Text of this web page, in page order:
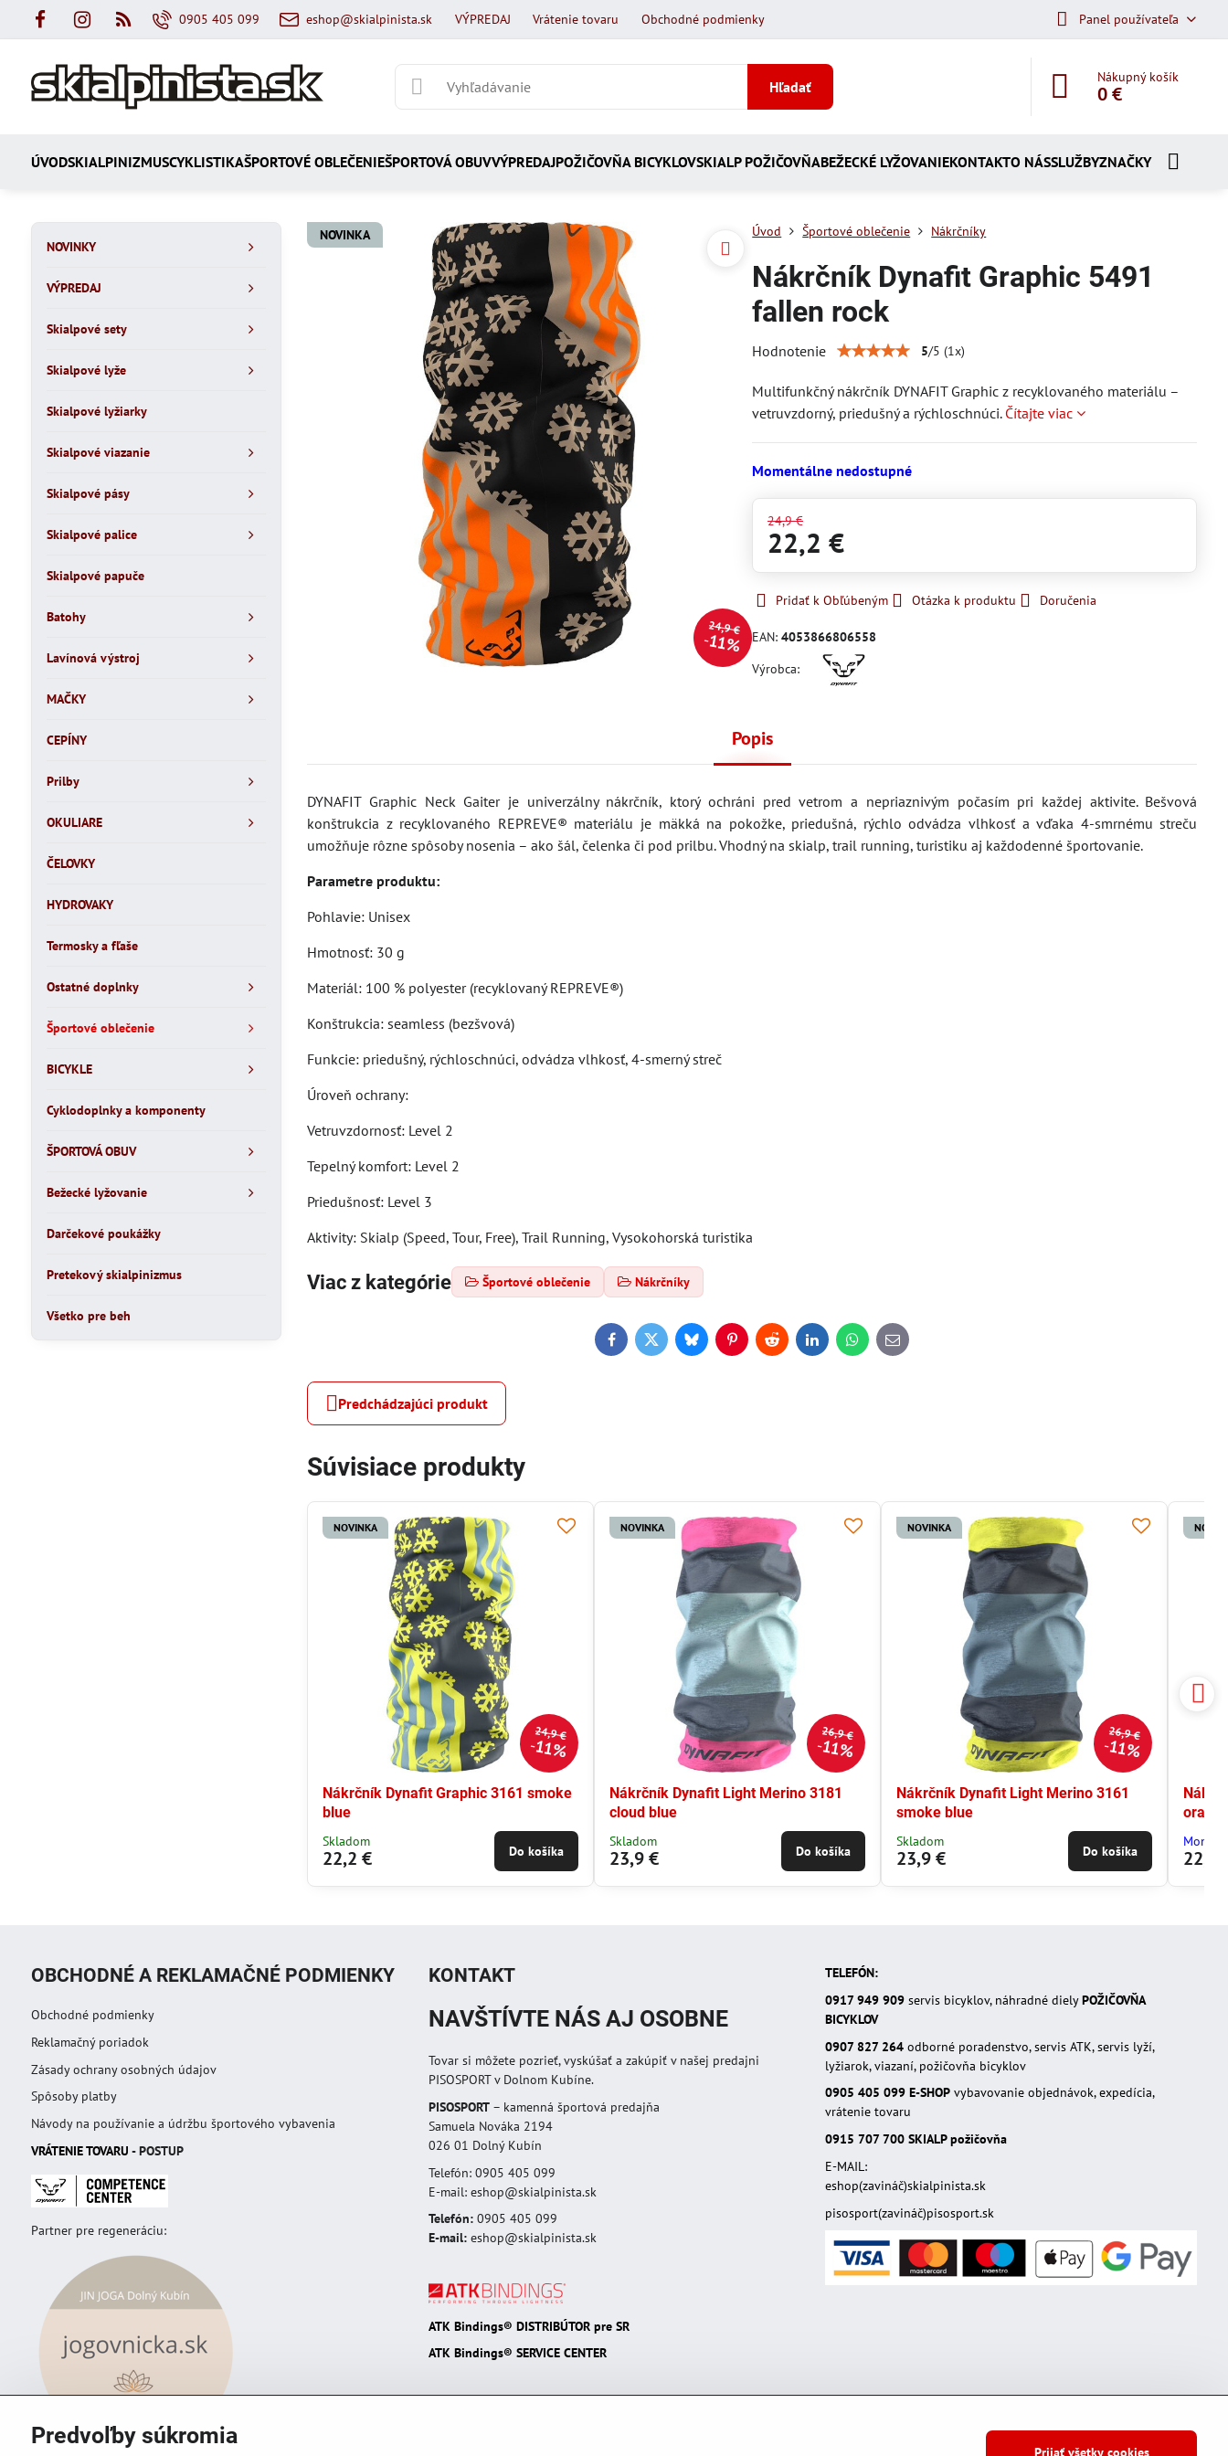
0905 405 099 eshop@skialpinista.sk VÝPREDAJ Vrátenie tovaru Obchodné podmienky Panel používateľa
Hľadať
Nákupný košík
0 €
ÚVODSKIALPINIZMUSCYKLISTIKAŠPORTOVÉ OBLEČENIEŠPORTOVÁ OBUVVÝPREDAJPOŽIČOVŇA BICYKLOVSKIALP POŽIČOVŇABEŽECKÉ LYŽOVANIEKONTAKTO NÁSSLUŽBYZNAČKY
NOVINKA
24,9 €
11%
Úvod Športové oblečenie Nákrčníky
Nákrčník Dynafit Graphic 5491
fallen rock
Hodnotenie 5/5 (1x)
Multifunkčný nákrčník DYNAFIT Graphic z recyklovaného materiálu –
vetruvzdorný, priedušný a rýchloschnúci. Čítajte viac
Momentálne nedostupné
24,9 €
22,2 €
Pridať k Obľúbeným Otázka k produktu Doručenia
EAN:4053866806558
Výrobca:
Popis
DYNAFIT Graphic Neck Gaiter je univerzálny nákrčník, ktorý ochráni pred vetrom a nepriaznivým počasím pri každej aktivite. Bešvová
konštrukcia z recyklovaného REPREVE® materiálu je mäkká na pokožke, priedušná, rýchlo odvádza vlhkosť a vďaka 4-smrnému streču
umožňuje rôzne spôsoby nosenia – ako šál, čelenka či pod prilbu. Vhodný na skialp, trail running, turistiku aj každodenné športovanie.
Parametre produktu:
Pohlavie: Unisex
Hmotnosť: 30 g
Materiál: 100 % polyester (recyklovaný REPREVE®)
Konštrukcia: seamless (bezšvová)
Funkcie: priedušný, rýchloschnúci, odvádza vlhkosť, 4-smerný streč
Úroveň ochrany:
Vetruvzdornosť: Level 2
Tepelný komfort: Level 2
Priedušnosť: Level 3
Aktivity: Skialp (Speed, Tour, Free), Trail Running, Vysokohorská turistika
Viac z kategórie Športové oblečenie Nákrčníky
FacebookTwitterBlueskyPinterestRedditLinkedInWhatsApp
E-
mail
Predchádzajúci produkt
Súvisiace produkty
24,9 €
11%
NOVINKA
Nákrčník Dynafit Graphic 3161 smoke
blue
Skladom
22,2 € Do košíka
26,9 €
11%
NOVINKA
Nákrčník Dynafit Light Merino 3181
cloud blue
Skladom
23,9 € Do košíka
26,9 €
11%
NOVINKA
Nákrčník Dynafit Light Merino 3161
smoke blue
Skladom
23,9 € Do košíka 22,2
NOVINKY
VÝPREDAJ
Skialpové sety
Skialpové lyže
Skialpové lyžiarky
Skialpové viazanie
Skialpové pásy
Skialpové palice
Skialpové papuče
Batohy
Lavínová výstroj
MAČKY
CEPÍNY
Prilby
OKULIARE
ČELOVKY
HYDROVAKY
Termosky a fľaše
Ostatné doplnky
Športové oblečenie
BICYKLE
Cyklodoplnky a komponenty
ŠPORTOVÁ OBUV
Bežecké lyžovanie
Darčekové poukážky
Pretekový skialpinizmus
Všetko pre beh
OBCHODNÉ A REKLAMAČNÉ PODMIENKY
Obchodné podmienky
Reklamačný poriadok
Zásady ochrany osobných údajov
Spôsoby platby
Návody na používanie a údržbu športového vybavenia
VRÁTENIE TOVARU - POSTUP
Partner pre regeneráciu:
KONTAKT
NAVŠTÍVTE NÁS AJ OSOBNE
Tovar si môžete pozrieť, vyskúšať a zakúpiť v našej predajni
PISOSPORT v Dolnom Kubíne.
PISOSPORT– kamenná športová predajňa
Samuela Nováka 2194
026 01 Dolný Kubín
Telefón: 0905 405 099
E-mail: eshop@skialpinista.sk
Telefón:0905 405 099
E-mail: eshop@skialpinista.sk
ATK Bindings® DISTRIBÚTOR pre SR
ATK Bindings® SERVICE CENTER
TELEFÓN:
0917 949 909 servis bicyklov, náhradné dielyPOŽIČOVŇA
BICYKLOV
0907 827 264odborné poradenstvo, servis ATK, servis lyží,
lyžiarok, viazaní, požičovňa bicyklov
0905 405 099 E-SHOP vybavovanie objednávok, expedícia,
vrátenie tovaru
0915 707 700SKIALP požičovňa
E-MAIL:
eshop(zavináč)skialpinista.sk
pisosport(zavináč)pisosport.sk
Predvoľby súkromia
Prijať všetky cookies